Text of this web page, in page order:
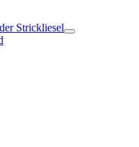
Strickliesel